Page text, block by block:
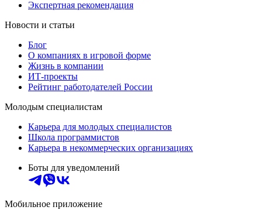
Экспертная рекомендация
Новости и статьи
Блог
О компаниях в игровой форме
Жизнь в компании
ИТ-проекты
Рейтинг работодателей России
Молодым специалистам
Карьера для молодых специалистов
Школа программистов
Карьера в некоммерческих организациях
Боты для уведомлений
Мобильное приложение